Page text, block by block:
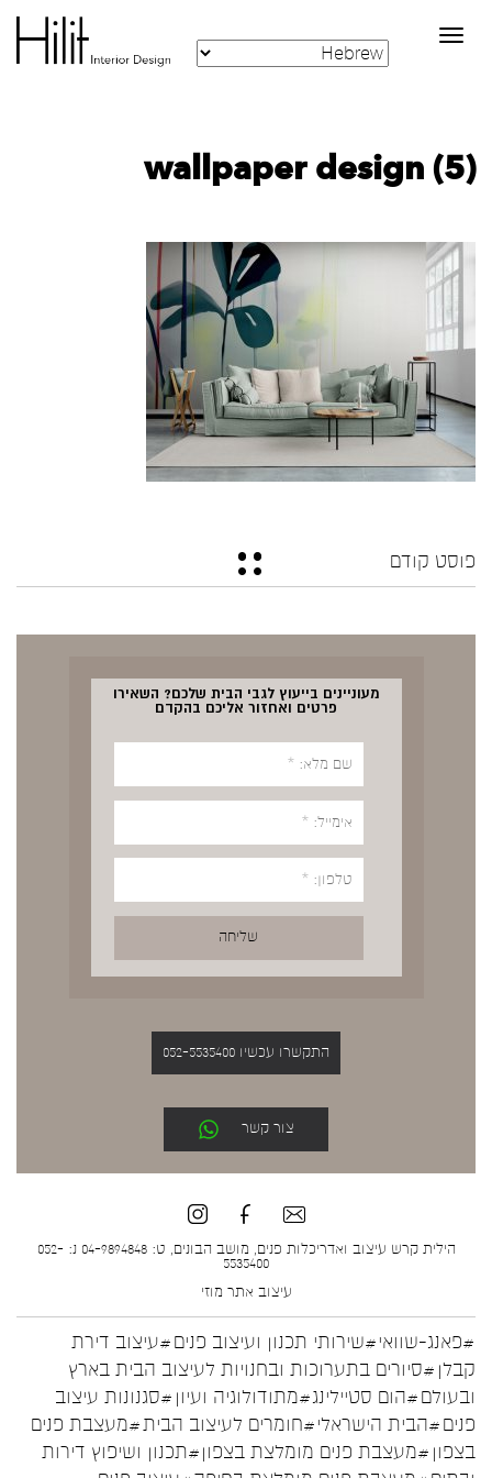
Toggle
navigation
wallpaper design (5)
פוסט קודם
מעוניינים בייעוץ לגבי הבית שלכם? השאירו
פרטים ואחזור אליכם בהקדם
התקשרו עכשיו 052-5535400
צור קשר
הילית קרש עיצוב ואדריכלות פנים, מושב הבונים, ט: 04-9894848 נ: 052-
5535400
עיצוב אתר מוזי
#פאנג-שוואי#שירותי תכנון ועיצוב פנים#עיצוב דירת
קבלן #סיורים בתערוכות ובחנויות לעיצוב הבית בארץ
ובעולם#הום סטיילינג#מתודולוגיה ועיון #סגנונות עיצוב
פנים#הבית הישראלי#חומרים לעיצוב הבית#מעצבת פנים
בצפון #מעצבת פנים מומלצת בצפון#תכנון ושיפוץ דירות